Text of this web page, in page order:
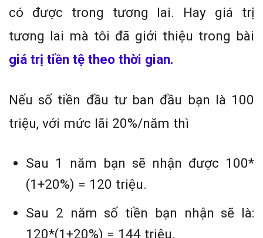
có được trong tương lai. Hay giá trị
tương lai mà tôi đã giới thiệu trong bài
giá trị tiền tệ theo thời gian.
Nếu số tiền đầu tư ban đầu bạn là 100
triệu, với mức lãi 20%/năm thì
Sau 1 năm bạn sẽ nhận được 100*
(1+20%) = 120 triệu.
Sau 2 năm số tiền bạn nhận sẽ là:
120*(1+20%) = 144 triệu.